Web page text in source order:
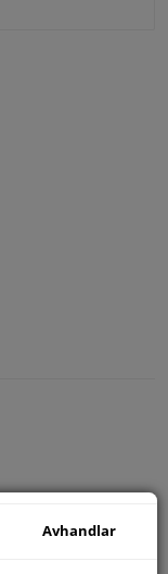
Avhandlar